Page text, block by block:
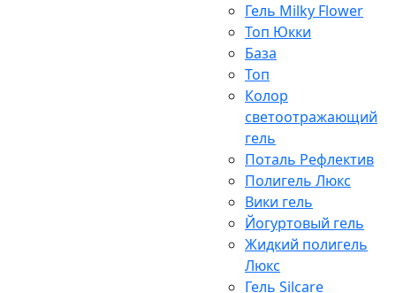
Гель Milky Flower
Топ Юкки
База
Топ
Колор
светоотражающий
гель
Поталь Рефлектив
Полигель Люкс
Вики гель
Йогуртовый гель
Жидкий полигель
Люкс
Гель Silcare